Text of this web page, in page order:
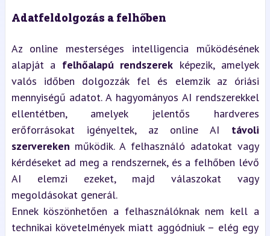
Adatfeldolgozás a felhőben
Az online mesterséges intelligencia működésének
alapját a felhőalapú rendszerek képezik, amelyek
valós időben dolgozzák fel és elemzik az óriási
mennyiségű adatot. A hagyományos AI rendszerekkel
ellentétben, amelyek jelentős hardveres
erőforrásokat igényeltek, az online AI távoli
szervereken működik. A felhasználó adatokat vagy
kérdéseket ad meg a rendszernek, és a felhőben lévő
AI elemzi ezeket, majd válaszokat vagy
megoldásokat generál.
Ennek köszönhetően a felhasználóknak nem kell a
technikai követelmények miatt aggódniuk – elég egy